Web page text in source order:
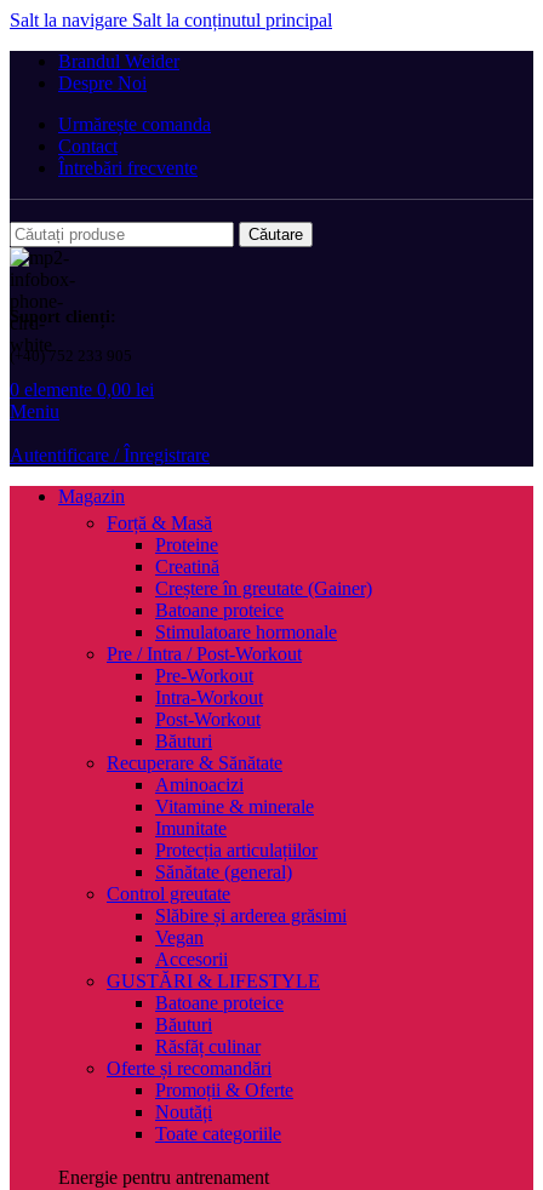
Salt la navigare Salt la conținutul principal
Brandul Weider
Despre Noi
Urmărește comanda
Contact
Întrebări frecvente
Căutare
Suport clienți:
(+40) 752 233 905
0 elemente 0,00 lei
Meniu
Autentificare / Înregistrare
Magazin
Forță & Masă
Proteine
Creatină
Creștere în greutate (Gainer)
Batoane proteice
Stimulatoare hormonale
Pre / Intra / Post-Workout
Pre-Workout
Intra-Workout
Post-Workout
Băuturi
Recuperare & Sănătate
Aminoacizi
Vitamine & minerale
Imunitate
Protecția articulațiilor
Sănătate (general)
Control greutate
Slăbire și arderea grăsimi
Vegan
Accesorii
GUSTĂRI & LIFESTYLE
Batoane proteice
Băuturi
Răsfăț culinar
Oferte și recomandări
Promoții & Oferte
Noutăți
Toate categoriile
Energie pentru antrenament